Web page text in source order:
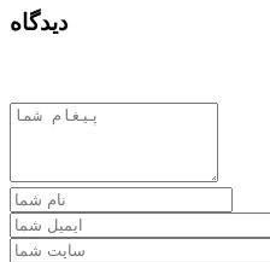
دیدگاه